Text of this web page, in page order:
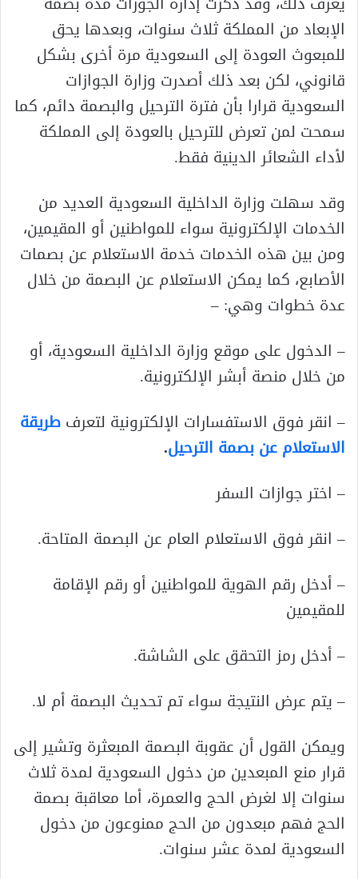
الإبعاد من المملكة ثلاث سنوات، وبعدها يحق
للمبعوث العودة إلى السعودية مرة أخرى بشكل
قانوني، لكن بعد ذلك أصدرت وزارة الجوازات
السعودية قرارا بأن فترة الترحيل والبصمة دائم، كما
سمحت لمن تعرض للترحيل بالعودة إلى المملكة
لأداء الشعائر الدينية فقط.
وقد سهلت وزارة الداخلية السعودية العديد من
الخدمات الإلكترونية سواء للمواطنين أو المقيمين،
ومن بين هذه الخدمات خدمة الاستعلام عن بصمات
الأصابع، كما يمكن الاستعلام عن البصمة من خلال
عدة خطوات وهي: –
– الدخول على موقع وزارة الداخلية السعودية، أو
من خلال منصة أبشر الإلكترونية.
– انقر فوق الاستفسارات الإلكترونية لتعرفطريقة
الاستعلام عن بصمة الترحيل.
– اختر جوازات السفر
– انقر فوق الاستعلام العام عن البصمة المتاحة.
– أدخل رقم الهوية للمواطنين أو رقم الإقامة
للمقيمين
– أدخل رمز التحقق على الشاشة.
– يتم عرض النتيجة سواء تم تحديث البصمة أم لا.
ويمكن القول أن عقوبة البصمة المبعثرة وتشير إلى
قرار منع المبعدين من دخول السعودية لمدة ثلاث
سنوات إلا لغرض الحج والعمرة، أما معاقبة بصمة
الحج فهم مبعدون من الحج ممنوعون من دخول
السعودية لمدة عشر سنوات.